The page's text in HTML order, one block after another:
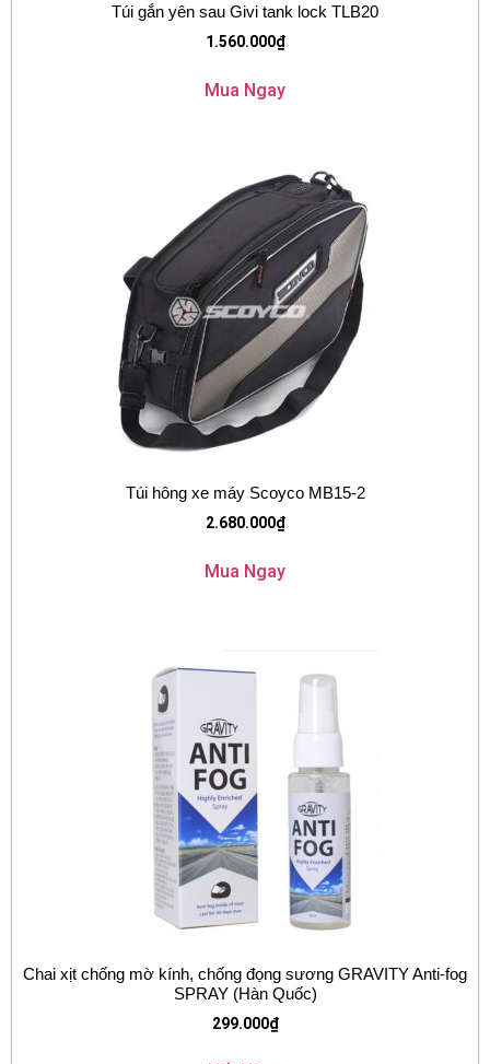
Túi gắn yên sau Givi tank lock TLB20
1.560.000₫
Mua Ngay
Túi hông xe máy Scoyco MB15-2
2.680.000₫
Mua Ngay
Chai xịt chống mờ kính, chống đọng sương GRAVITY Anti-fog
SPRAY (Hàn Quốc)
299.000₫